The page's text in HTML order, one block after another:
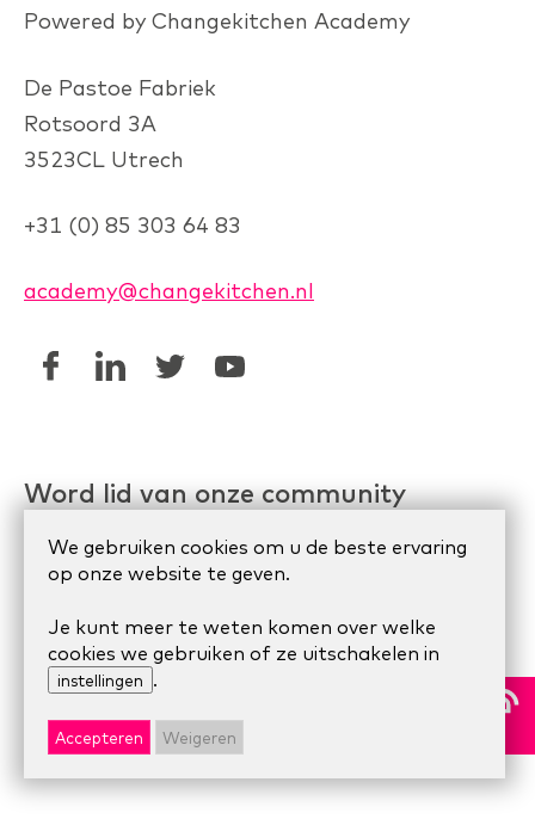
Powered by Changekitchen Academy
De Pastoe Fabriek
Rotsoord 3A
3523CL Utrech
+31 (0) 85 303 64 83
academy@changekitchen.nl
Word lid van onze community
Linkedin AgileHR
Meetup Organize Agile
© 2024 Scrum Company.
We gebruiken cookies om u de beste ervaring
op onze website te geven.
Je kunt meer te weten komen over welke
cookies we gebruiken of ze uitschakelen in
instellingen .
Accepteren Weigeren